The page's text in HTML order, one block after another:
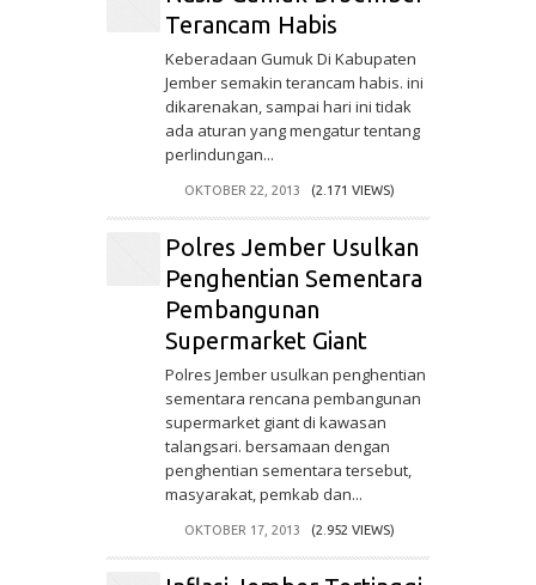
Terancam Habis
Keberadaan Gumuk Di Kabupaten
Jember semakin terancam habis. ini
dikarenakan, sampai hari ini tidak
ada aturan yang mengatur tentang
perlindungan...
OKTOBER 22, 2013 (2.171 VIEWS)
Polres Jember Usulkan
Penghentian Sementara
Pembangunan
Supermarket Giant
Polres Jember usulkan penghentian
sementara rencana pembangunan
supermarket giant di kawasan
talangsari. bersamaan dengan
penghentian sementara tersebut,
masyarakat, pemkab dan...
OKTOBER 17, 2013 (2.952 VIEWS)